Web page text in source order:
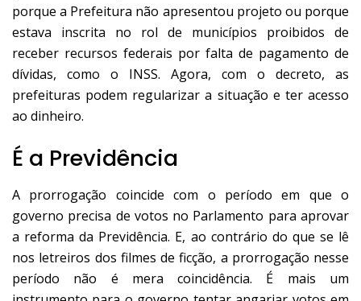
porque a Prefeitura não apresentou projeto ou porque
estava inscrita no rol de municípios proibidos de
receber recursos federais por falta de pagamento de
dívidas, como o INSS. Agora, com o decreto, as
prefeituras podem regularizar a situação e ter acesso
ao dinheiro.
É a Previdência
A prorrogação coincide com o período em que o
governo precisa de votos no Parlamento para aprovar
a reforma da Previdência. E, ao contrário do que se lê
nos letreiros dos filmes de ficção, a prorrogação nesse
período não é mera coincidência. É mais um